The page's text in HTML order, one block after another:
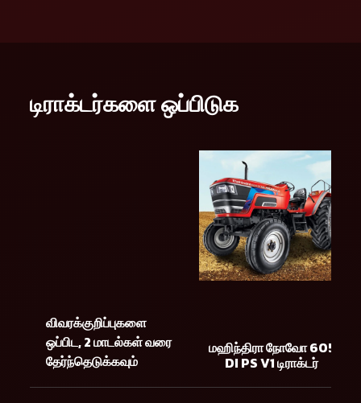
டிராக்டர்களை ஒப்பிடுக
விவரக்குறிப்புகளை
ஒப்பிட, 2 மாடல்கள் வரை
தேர்ந்தெடுக்கவும்
மஹிந்திரா நோவோ 605
DI PS V1 டிராக்டர்